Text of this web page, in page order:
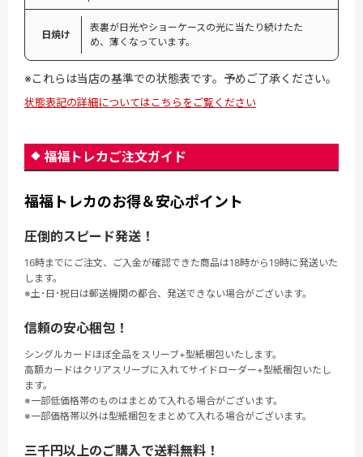
日焼け
表裏が日光やショーケースの光に当たり続けたた
め、薄くなっています。
※これらは当店の基準での状態表です。予めご了承ください。
状態表記の詳細についてはこちらをご覧ください
福福トレカご注文ガイド
福福トレカのお得＆安心ポイント
圧倒的スピード発送！
16時までにご注文、ご入金が確認できた商品は18時から19時に発送いた
します。
※土･日･祝日は郵送機関の都合、発送できない場合がございます。
信頼の安心梱包！
シングルカードほぼ全品をスリーブ+型紙梱包いたします。
高額カードはクリアスリーブに入れてサイドローダー+型紙梱包いたし
ます。
※一部低価格帯のものはまとめて入れる場合がございます。
※一部価格帯以外は型紙梱包をまとめて入れる場合がございます。
三千円以上のご購入で送料無料！